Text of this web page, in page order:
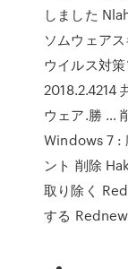
しました
ソムウェア
ウイルス対
2018.2.4214
ウェア.勝 …
Windows 7 :
ント 削除
取り除く
する